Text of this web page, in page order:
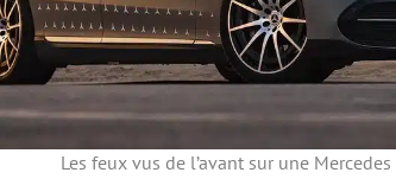
Les feux vus de l’avant sur une